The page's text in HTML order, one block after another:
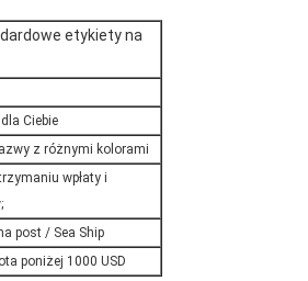
etykiety na
Ciebie
z różnymi kolorami
wpłaty i
post / Sea Ship
poniżej 1000 USD